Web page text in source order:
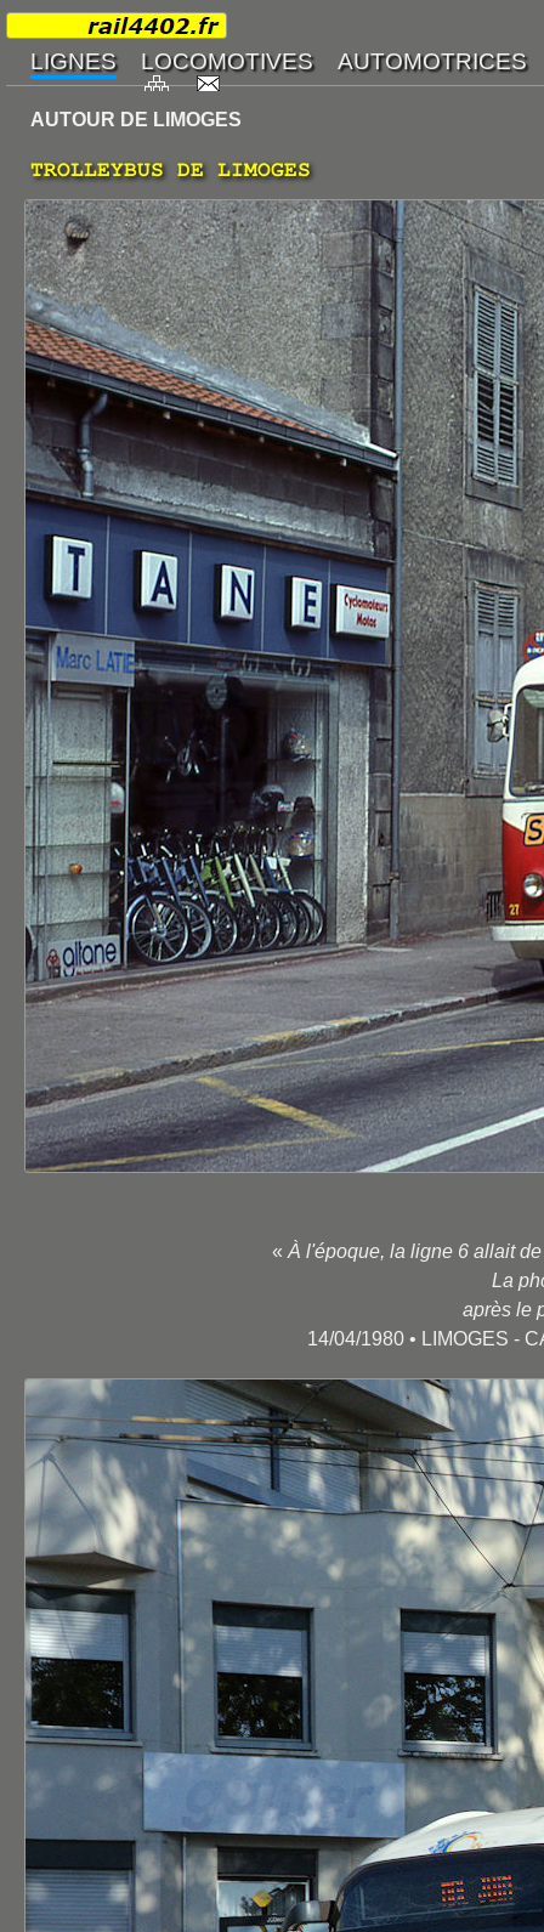
AUTOUR DE LIMOGES
TROLLEYBUS DE LIMOGES
« À l'époque, la ligne 6 allait
La
après le
14/04/1980 • LIMOGES -